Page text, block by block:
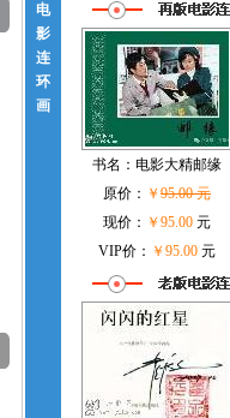
电
影
连
环
画
书名： 电影大精邮缘
原价： ￥ 95.00 元
现价： ￥95.00 元
VIP价： ￥95.00 元